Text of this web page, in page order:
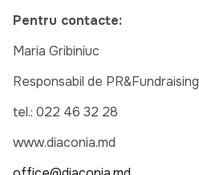
Pentru contacte:
Maria Gribiniuc
Responsabil de PR&Fundraising
tel.: 022 46 32 28
www.diaconia.md